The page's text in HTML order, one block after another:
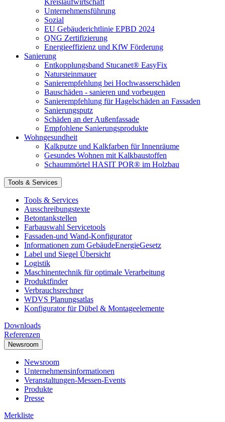
Kreislaufwirtschaft
Unternehmensführung
Sozial
EU Gebäuderichtlinie EPBD 2024
QNG Zertifizierung
Energieeffizienz und KfW Förderung
Sanierung
Entkopplungsband Stucanet® EasyFix
Natursteinmauer
Sanierempfehlung bei Hochwasserschäden
Bauschäden - sanieren und vorbeugen
Sanierempfehlung für Hagelschäden an Fassaden
Sanierungsputz
Schäden an der Außenfassade
Empfohlene Sanierungsprodukte
Wohngesundheit
Kalkputze und Kalkfarben für Innenräume
Gesundes Wohnen mit Kalkbaustoffen
Schaummörtel HASIT POR® im Holzbau
Tools & Services
Tools & Services
Ausschreibungstexte
Betontankstellen
Farbauswahl Servicetools
Fassaden-und Wand-Konfigurator
Informationen zum GebäudeEnergieGesetz
Label und Siegel Übersicht
Logistik
Maschinentechnik für optimale Verarbeitung
Produktfinder
Verbrauchsrechner
WDVS Planungsatlas
Konfigurator für Dübel & Montageelemente
Downloads
Referenzen
Newsroom
Newsroom
Unternehmensinformationen
Veranstaltungen-Messen-Events
Produkte
Presse
Merkliste